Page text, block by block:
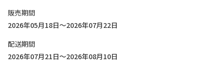
販売期間
2026年05月18日～2026年07月22日
配送期間
2026年07月21日～2026年08月10日